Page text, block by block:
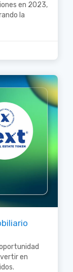
en 2023,
la
en